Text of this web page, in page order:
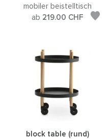
mobiler beistelltisch
ab 219.00 CHF
block table (rund)